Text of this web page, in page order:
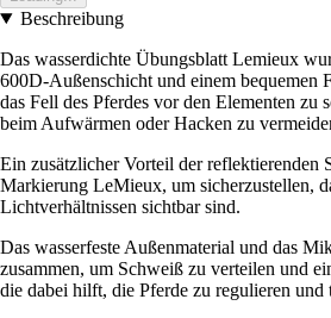
Beschreibung
Das wasserdichte Übungsblatt Lemieux
600D-Außenschicht und einem bequemen
das Fell des Pferdes vor den Elementen zu
beim Aufwärmen oder Hacken zu
Ein zusätzlicher Vorteil der reflektierenden
Markierung LeMieux, um sicherzustellen,
Lichtverhältnissen sichtbar sind.
Das wasserfeste Außenmaterial und das
zusammen, um Schweiß zu verteilen und
die dabei hilft, die Pferde zu regulieren und